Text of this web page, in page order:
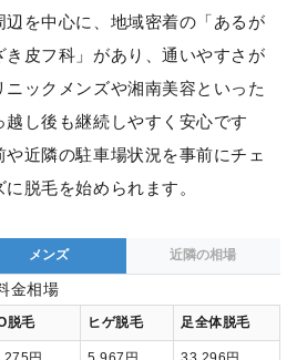
を中心に、地域密着の「あるが
き皮フ科」があり、通いやすさが
ックメンズや湘南美容といった
し後も継続しやすく安心です
近隣の駐車場状況を事前にチェ
脱毛を始められます。
メンズ 近隣の相場
金相場
脱毛 ヒゲ脱毛 足全体脱毛